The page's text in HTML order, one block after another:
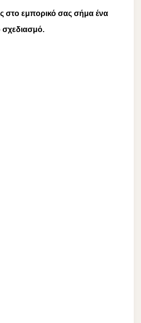
στο εμπορικό σας σήμα ένα
σχεδιασμό.